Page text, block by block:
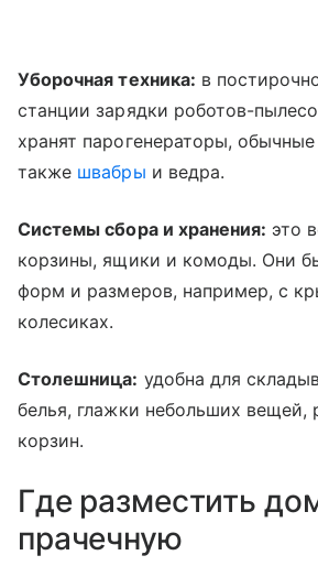
Уборочная техника: в
станции зарядки роботов-
хранят парогенераторы,
также швабры и ведра.
Системы сбора и хранения: это
корзины, ящики и комоды. Они
форм и размеров, например, с
колесиках.
Столешница: удобна для
белья, глажки небольших вещей,
корзин.
Где разместить
прачечную